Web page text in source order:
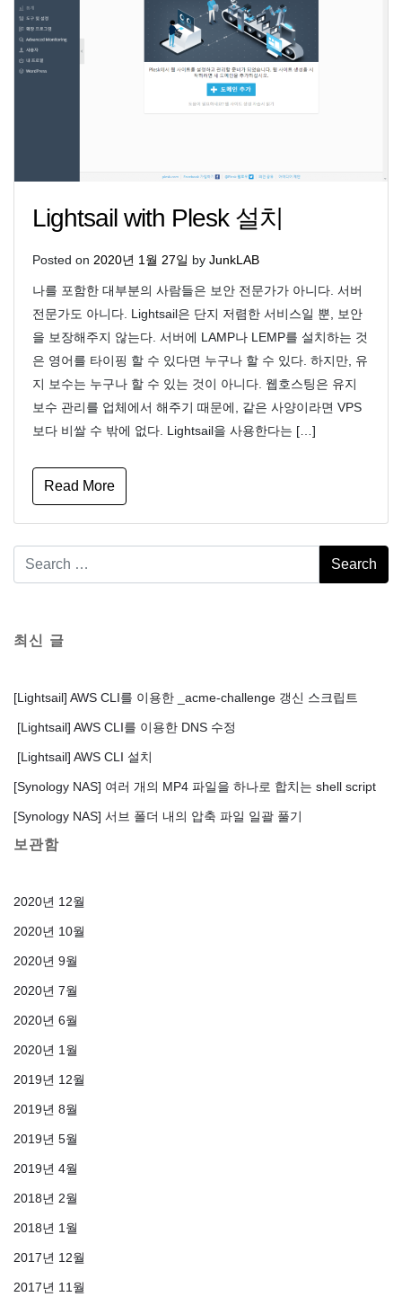
Lightsail with Plesk 설치
Posted on 2020년 1월 27일 by JunkLAB
나를 포함한 대부분의 사람들은 보안 전문가가 아니다. 서버
전문가도 아니다. Lightsail은 단지 저렴한 서비스일 뿐, 보안
을 보장해주지 않는다. 서버에 LAMP나 LEMP를 설치하는 것
은 영어를 타이핑 할 수 있다면 누구나 할 수 있다. 하지만, 유
지 보수는 누구나 할 수 있는 것이 아니다. 웹호스팅은 유지
보수 관리를 업체에서 해주기 때문에, 같은 사양이라면 VPS
보다 비쌀 수 밖에 없다. Lightsail을 사용한다는 […]
Read More
최신 글
[Lightsail] AWS CLI를 이용한 _acme-challenge 갱신 스크립트
[Lightsail] AWS CLI를 이용한 DNS 수정
[Lightsail] AWS CLI 설치
[Synology NAS] 여러 개의 MP4 파일을 하나로 합치는 shell script
[Synology NAS] 서브 폴더 내의 압축 파일 일괄 풀기
보관함
2020년 12월
2020년 10월
2020년 9월
2020년 7월
2020년 6월
2020년 1월
2019년 12월
2019년 8월
2019년 5월
2019년 4월
2018년 2월
2018년 1월
2017년 12월
2017년 11월